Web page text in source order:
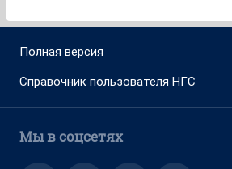
Полная версия
Справочник пользователя НГС
Мы в соцсетях